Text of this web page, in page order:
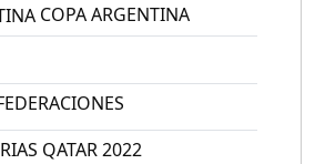
COPA ARGENTINA
QATAR 2022